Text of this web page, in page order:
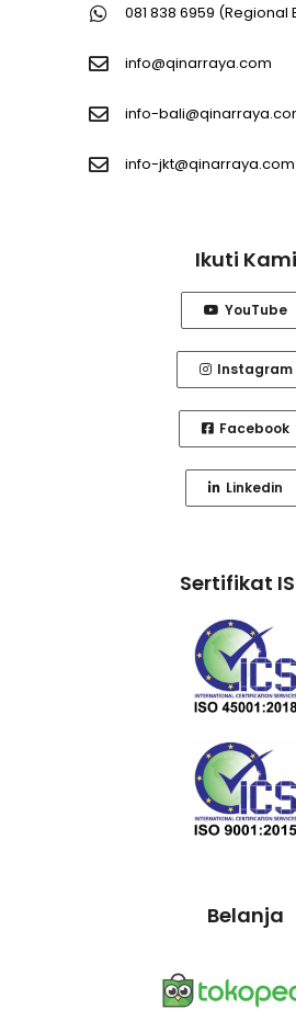
081 838 6959 (Regional
info@qinarraya.com
info-
info-jkt@qinarraya.com
Ikuti Kami
YouTube
Instagram
Facebook
Linkedin
Sertifikat
Belanja